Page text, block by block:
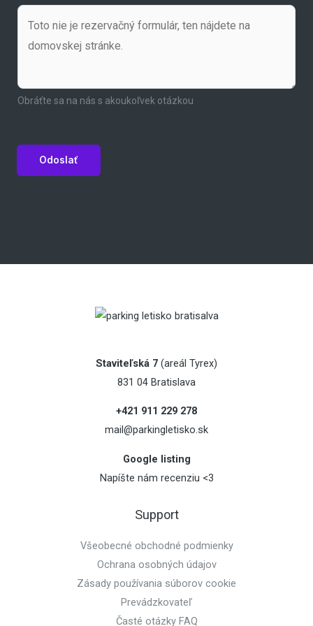
Obráťte sa na nás s akoukoľvek otázkou
Odoslať
Staviteľská 7 (areál Tyrex)
831 04 Bratislava
+421 911 229 278
mail@parkingletisko.sk
Google listing
Napíšte nám recenziu <3
Support
Všeobecné obchodné podmienky
Ochrana osobných údajov
Zásady používania súborov cookie
Prevádzkovateľ
Časté otázky FAQ